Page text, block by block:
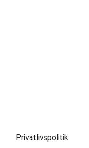
Privatlivspolitik